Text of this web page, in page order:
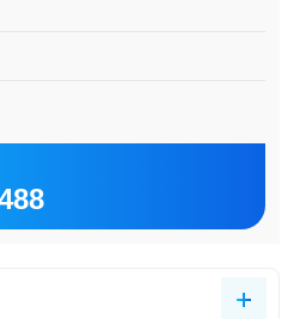
等），产品线从实验室研发到